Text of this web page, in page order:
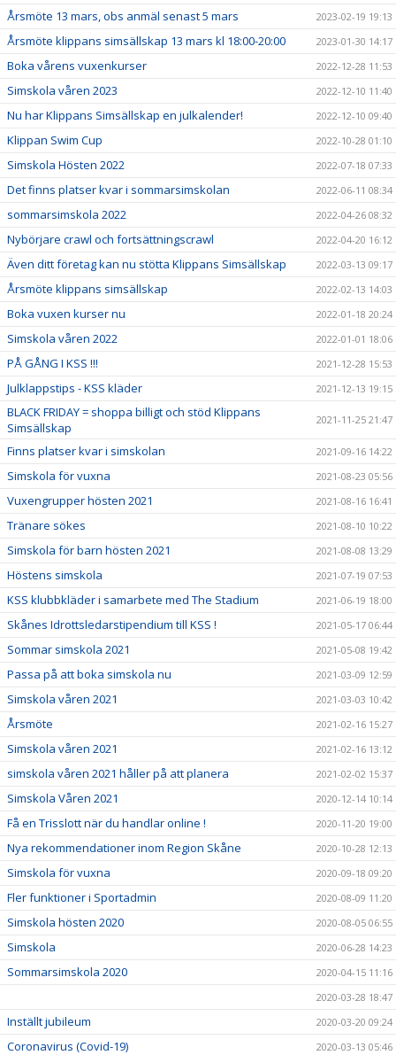
Årsmöte 13 mars, obs anmäl senast 5 mars 2023-02-19 19:13
Årsmöte klippans simsällskap 13 mars kl 18:00-20:00 2023-01-30 14:17
Boka vårens vuxenkurser 2022-12-28 11:53
Simskola våren 2023 2022-12-10 11:40
Nu har Klippans Simsällskap en julkalender! 2022-12-10 09:40
Klippan Swim Cup 2022-10-28 01:10
Simskola Hösten 2022 2022-07-18 07:33
Det finns platser kvar i sommarsimskolan 2022-06-11 08:34
sommarsimskola 2022 2022-04-26 08:32
Nybörjare crawl och fortsättningscrawl 2022-04-20 16:12
Även ditt företag kan nu stötta Klippans Simsällskap 2022-03-13 09:17
Årsmöte klippans simsällskap 2022-02-13 14:03
Boka vuxen kurser nu 2022-01-18 20:24
Simskola våren 2022 2022-01-01 18:06
PÅ GÅNG I KSS !!! 2021-12-28 15:53
Julklappstips - KSS kläder 2021-12-13 19:15
BLACK FRIDAY = shoppa billigt och stöd Klippans
Simsällskap
2021-11-25 21:47
Finns platser kvar i simskolan 2021-09-16 14:22
Simskola för vuxna 2021-08-23 05:56
Vuxengrupper hösten 2021 2021-08-16 16:41
Tränare sökes 2021-08-10 10:22
Simskola för barn hösten 2021 2021-08-08 13:29
Höstens simskola 2021-07-19 07:53
KSS klubbkläder i samarbete med The Stadium 2021-06-19 18:00
Skånes Idrottsledarstipendium till KSS ! 2021-05-17 06:44
Sommar simskola 2021 2021-05-08 19:42
Passa på att boka simskola nu 2021-03-09 12:59
Simskola våren 2021 2021-03-03 10:42
Årsmöte 2021-02-16 15:27
Simskola våren 2021 2021-02-16 13:12
simskola våren 2021 håller på att planera 2021-02-02 15:37
Simskola Våren 2021 2020-12-14 10:14
Få en Trisslott när du handlar online ! 2020-11-20 19:00
Nya rekommendationer inom Region Skåne 2020-10-28 12:13
Simskola för vuxna 2020-09-18 09:20
Fler funktioner i Sportadmin 2020-08-09 11:20
Simskola hösten 2020 2020-08-05 06:55
Simskola 2020-06-28 14:23
Sommarsimskola 2020
2020-04-15 11:16
2020-03-28 18:47
Inställt jubileum 2020-03-20 09:24
Coronavirus (Covid-19) 2020-03-13 05:46